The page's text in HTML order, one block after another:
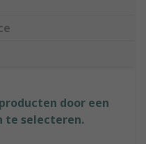
door een
te selecteren.